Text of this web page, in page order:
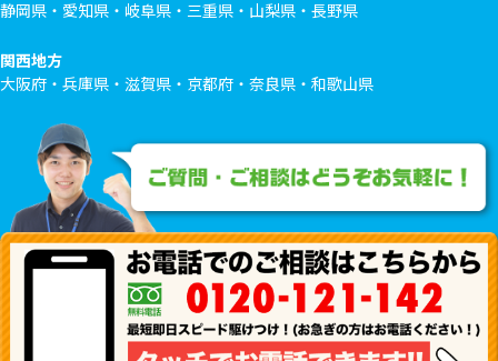
静岡県・愛知県・岐阜県・三重県・山梨県・長野県
関西地方
大阪府・兵庫県・滋賀県・京都府・奈良県・和歌山県